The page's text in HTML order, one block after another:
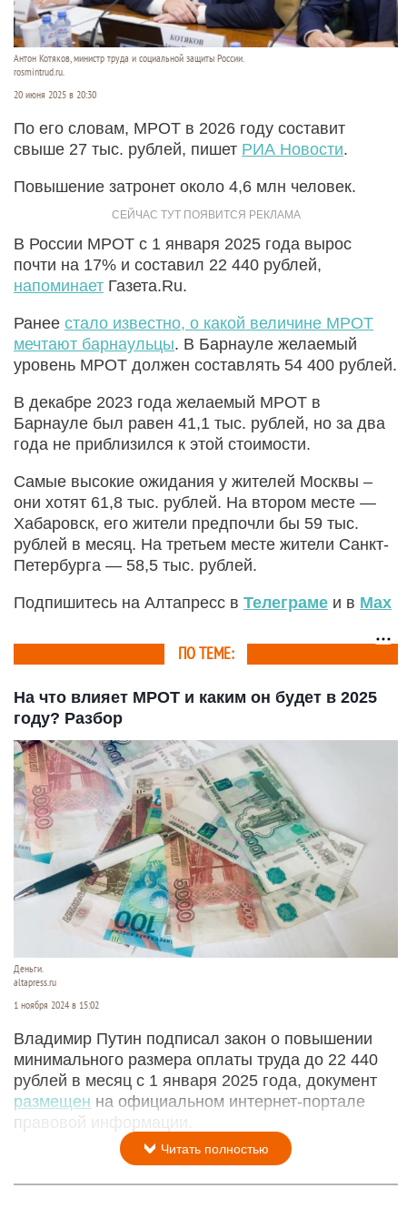
Антон Котяков, министр труда и социальной защиты России.
rosmintrud.ru.
20 июня 2025 в 20:30
По его словам, МРОТ в 2026 году составит
свыше 27 тыс. рублей, пишет РИА Новости.
Повышение затронет около 4,6 млн человек.
В России МРОТ с 1 января 2025 года вырос
почти на 17% и составил 22 440 рублей,
напоминает Газета.Ru.
Ранее стало известно, о какой величине МРОТ
мечтают барнаульцы. В Барнауле желаемый
уровень МРОТ должен составлять 54 400 рублей.
В декабре 2023 года желаемый МРОТ в
Барнауле был равен 41,1 тыс. рублей, но за два
года не приблизился к этой стоимости.
Самые высокие ожидания у жителей Москвы –
они хотят 61,8 тыс. рублей. На втором месте —
Хабаровск, его жители предпочли бы 59 тыс.
рублей в месяц. На третьем месте жители Санкт-
Петербурга — 58,5 тыс. рублей.
Подпишитесь на Алтапресс в Телеграме и в Max
ПО ТЕМЕ:
На что влияет МРОТ и каким он будет в 2025
году? Разбор
Деньги.
altapress.ru
1 ноября 2024 в 15:02
Владимир Путин подписал закон о повышении
минимального размера оплаты труда до 22 440
рублей в месяц с 1 января 2025 года, документ
размещен на официальном интернет-портале
правовой информации.
Читать полностью